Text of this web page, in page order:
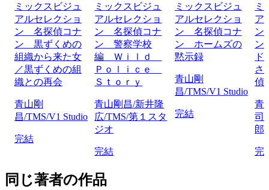
ミックスビジュ
アルセレクショ
ン 名探偵コナ
ン 黒ずくめの
組織から来た女
／黒ずくめの組
織との再会
青山剛
昌/TMS/V1 Studio
完結
ミックスビジュ
アルセレクショ
ン 名探偵コナ
ン 警察学校
編 Ｗｉｌｄ
Ｐｏｌｉｃｅ
Ｓｔｏｒｙ
青山剛昌/新井隆
広/TMS/第１スタ
ジオ
完結
ミックスビジュ
アルセレクショ
ン 名探偵コナ
ン ホームズの
黙示録
青山剛
昌/TMS/V1 Studio
完結
ミ
ア
ン
ン
さ
偵
青
司/
郎/
完
同じ著者の作品